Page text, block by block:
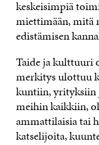
keskeisimpiä
miettimään, mitä
edistämisen
Taide ja kulttuuri
merkitys ulottuu
kuntiin, yrityksiin
meihin kaikkiin,
ammattilaisia tai
katselijoita,